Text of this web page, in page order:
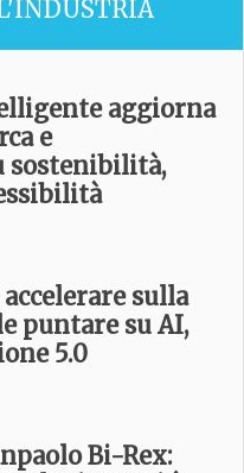
aggiorna
e
sostenibilità,
sulla
puntare su AI,
5.0
Bi-Rex: